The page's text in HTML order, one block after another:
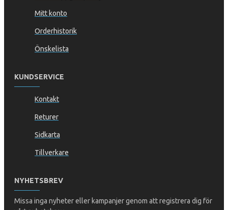
Mitt konto
Orderhistorik
Önskelista
KUNDSERVICE
Kontakt
Returer
Sidkarta
Tillverkare
NYHETSBREV
Missa inga nyheter eller kampanjer genom att registrera dig för